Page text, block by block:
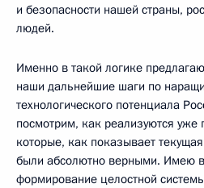
и безопасности нашей страны,
людей.
Именно в такой логике
наши дальнейшие шаги по
технологического потенциала
посмотрим, как реализуются уже
которые, как показывает
были абсолютно верными. Имею
формирование целостной